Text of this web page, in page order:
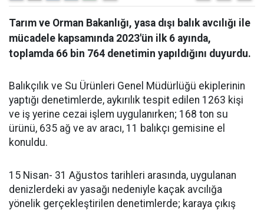
Tarım ve Orman Bakanlığı, yasa dışı balık avcılığı ile
mücadele kapsamında 2023'ün ilk 6 ayında,
toplamda 66 bin 764 denetimin yapıldığını duyurdu.
Balıkçılık ve Su Ürünleri Genel Müdürlüğü ekiplerinin
yaptığı denetimlerde, aykırılık tespit edilen 1263 kişi
ve iş yerine cezai işlem uygulanırken; 168 ton su
ürünü, 635 ağ ve av aracı, 11 balıkçı gemisine el
konuldu.
15 Nisan- 31 Ağustos tarihleri arasında, uygulanan
denizlerdeki av yasağı nedeniyle kaçak avcılığa
yönelik gerçekleştirilen denetimlerde; karaya çıkış